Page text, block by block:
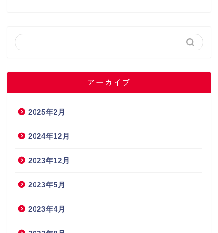
アーカイブ
2025年2月
2024年12月
2023年12月
2023年5月
2023年4月